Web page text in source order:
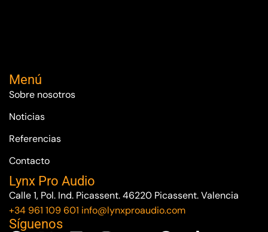
Menú
Sobre nosotros
Noticias
Referencias
Contacto
Lynx Pro Audio
Calle 1, Pol. Ind. Picassent. 46220 Picassent. Valencia
+34 961 109 601 info@lynxproaudio.com
Síguenos